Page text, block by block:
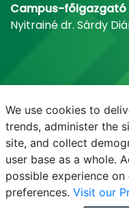
Campus-főigazgató
Nyitrainé dr. Sárdy
We use cookies to
trends, administer the
site, and collect
user base as a whole.
possible experience
preferences. Visit our